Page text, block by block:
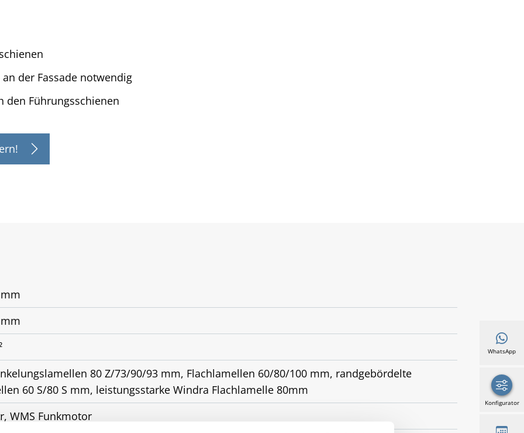
der Fassade notwendig
den Führungsschienen
80 Z/73/90/93 mm, Flachlamellen 60/80/100 mm, randgebördelte
60 S/80 S mm, leistungsstarke Windra Flachlamelle 80mm
WMS Funkmotor
WhatsApp
Konfigurator